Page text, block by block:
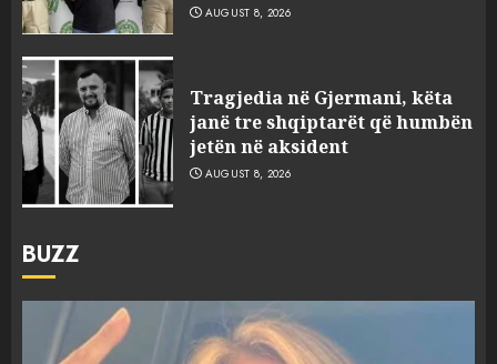
AUGUST 8, 2026
Tragjedia në Gjermani, këta
janë tre shqiptarët që humbën
jetën në aksident
AUGUST 8, 2026
BUZZ